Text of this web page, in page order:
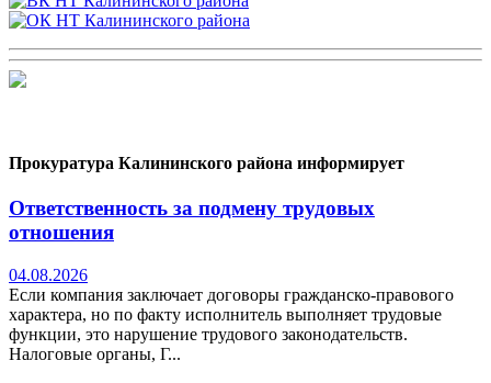
Прокуратура Калининского района информирует
Ответственность за подмену трудовых
отношения
04.08.2026
Если компания заключает договоры гражданско-правового
характера, но по факту исполнитель выполняет трудовые
функции, это нарушение трудового законодательств.
Налоговые органы, Г...